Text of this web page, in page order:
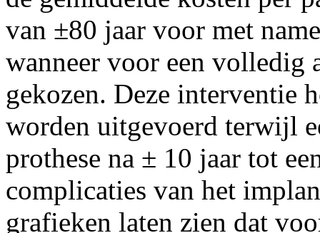
van ±80 jaar voor met
wanneer voor een volledig
gekozen. Deze interventie
worden uitgevoerd terwijl
prothese na ± 10 jaar tot
complicaties van het
grafieken laten zien dat